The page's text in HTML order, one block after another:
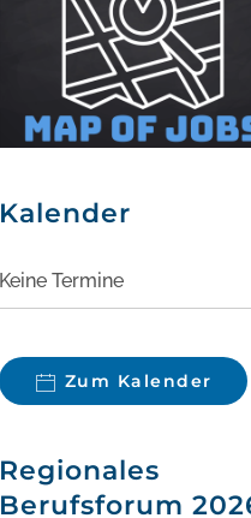
Kalender
Keine Termine
Zum Kalender
Regionales
Berufsforum